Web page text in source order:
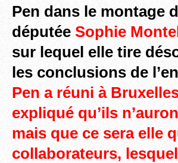
Pen dans le montage
députée Sophie
sur lequel elle tire
les conclusions de
Pen a réuni à
expliqué qu’ils
mais que ce sera elle
collaborateurs,